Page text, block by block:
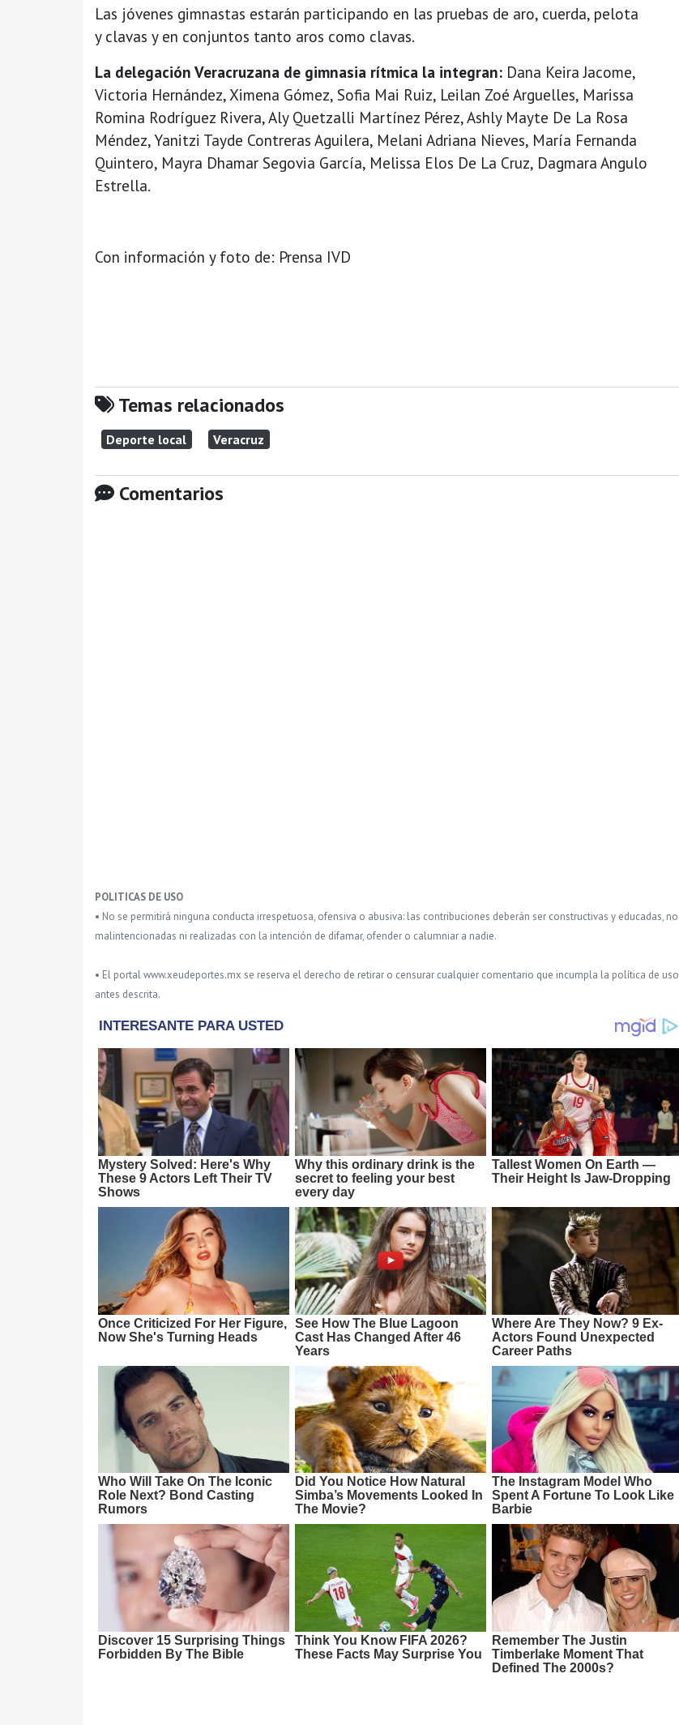
Las jóvenes gimnastas estarán participando en las pruebas de aro, cuerda, pelota
y clavas y en conjuntos tanto aros como clavas.
La delegación Veracruzana de gimnasia rítmica la integran: Dana Keira Jacome,
Victoria Hernández, Ximena Gómez, Sofia Mai Ruiz, Leilan Zoé Arguelles, Marissa
Romina Rodríguez Rivera, Aly Quetzalli Martínez Pérez, Ashly Mayte De La Rosa
Méndez, Yanitzi Tayde Contreras Aguilera, Melani Adriana Nieves, María Fernanda
Quintero, Mayra Dhamar Segovia García, Melissa Elos De La Cruz, Dagmara Angulo
Estrella.
Con información y foto de: Prensa IVD
Temas relacionados
Deporte local Veracruz
Comentarios
POLITICAS DE USO
• No se permitirá ninguna conducta irrespetuosa, ofensiva o abusiva: las contribuciones deberán ser constructivas y educadas, no
malintencionadas ni realizadas con la intención de difamar, ofender o calumniar a nadie.
• El portal www.xeudeportes.mx se reserva el derecho de retirar o censurar cualquier comentario que incumpla la política de uso
antes descrita.